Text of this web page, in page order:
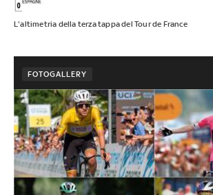
L'altimetria della terza tappa del Tour de France
FOTOGALLERY